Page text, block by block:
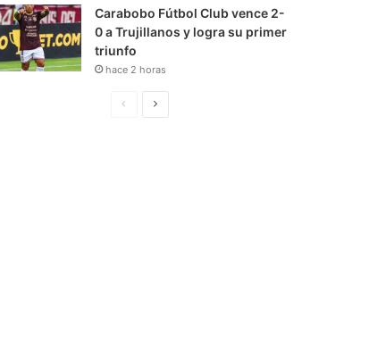
Carabobo Fútbol Club vence 2-
0 a Trujillanos y logra su primer
triunfo
hace 2 horas
S